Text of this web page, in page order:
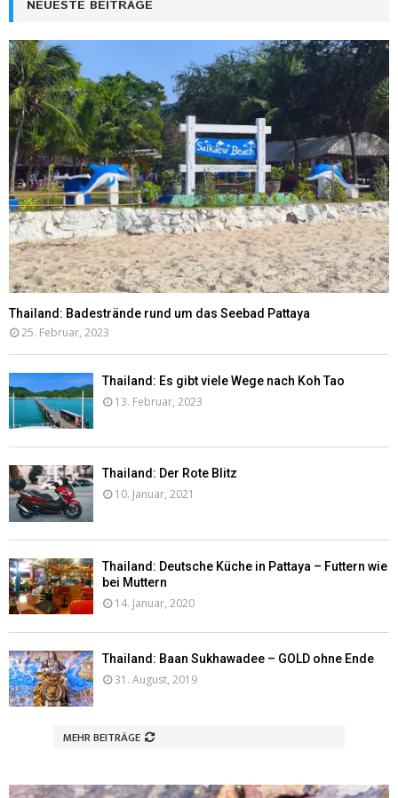
NEUESTE BEITRÄGE
Thailand: Badestrände rund um das Seebad Pattaya
25. Februar, 2023
Thailand: Es gibt viele Wege nach Koh Tao
13. Februar, 2023
Thailand: Der Rote Blitz
10. Januar, 2021
Thailand: Deutsche Küche in Pattaya – Futtern wie
bei Muttern
14. Januar, 2020
Thailand: Baan Sukhawadee – GOLD ohne Ende
31. August, 2019
MEHR BEITRÄGE